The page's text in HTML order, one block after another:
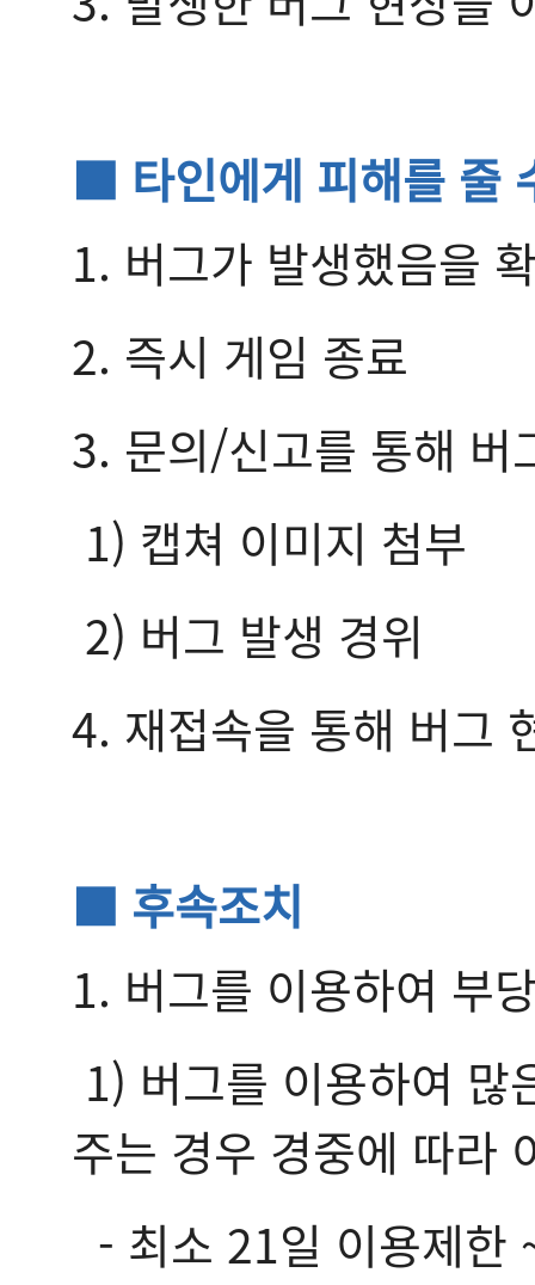
■ 타인에게 피해를 줄
1. 버그가 발생했음을
2. 즉시 게임 종료
3. 문의/신고를 통해 버
1) 캡쳐 이미지 첨부
2) 버그 발생 경위
4. 재접속을 통해 버그
■ 후속조치
1. 버그를 이용하여 부
1) 버그를 이용하여 많
주는 경우 경중에 따라
- 최소 21일 이용제한